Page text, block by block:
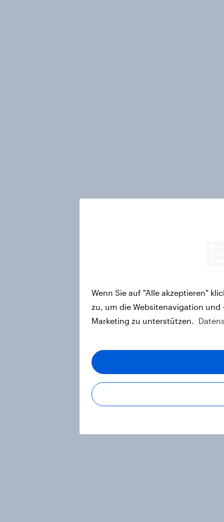
Wenn Sie auf "Alle akzeptieren"
zu, um die Websitenavigation und
Marketing zu unterstützen.